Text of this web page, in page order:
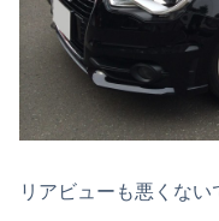
リアビューも悪くない